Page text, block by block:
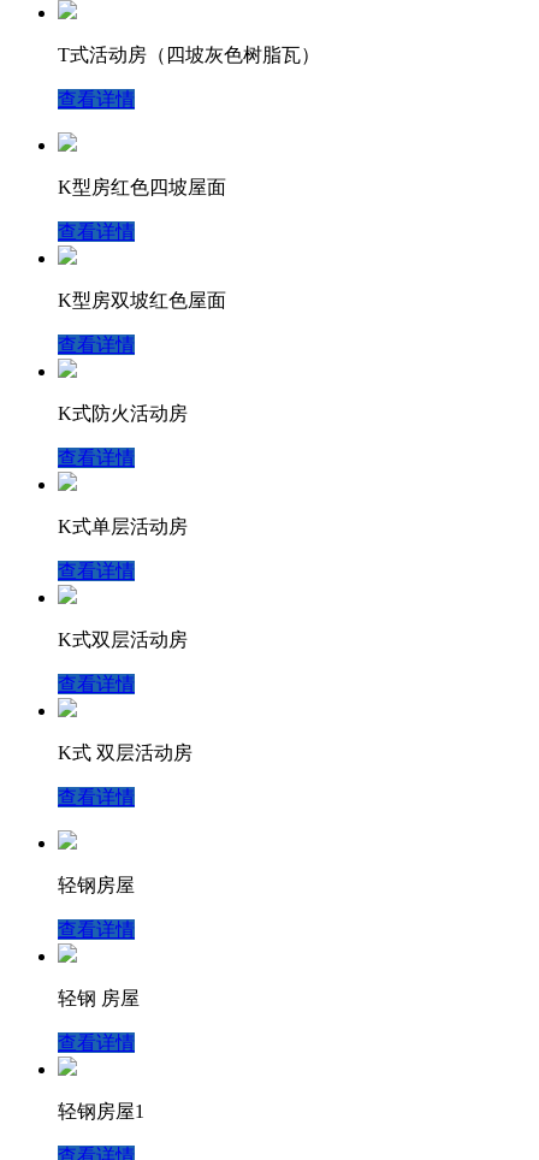
T式活动房（四坡灰色树脂瓦）
查看详情
K型房红色四坡屋面
查看详情
K型房双坡红色屋面
查看详情
K式防火活动房
查看详情
K式单层活动房
查看详情
K式双层活动房
查看详情
K式 双层活动房
查看详情
轻钢房屋
查看详情
轻钢 房屋
查看详情
轻钢房屋1
查看详情